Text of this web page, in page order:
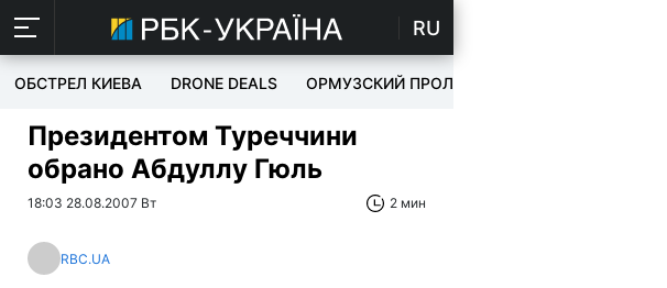
RU
ОБСТРЕЛ КИЕВА DRONE DEALS ОРМУЗСКИЙ ПРОЛИВ
Президентом Туреччини
обрано Абдуллу Гюль
18:03 28.08.2007 Вт 2 мин
RBC.UA